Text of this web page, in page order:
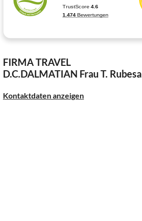
FIRMA TRAVEL
D.C.DALMATIAN Frau T. Rubesa
Kontaktdaten anzeigen